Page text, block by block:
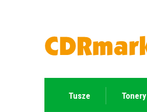
Tusze Tonery